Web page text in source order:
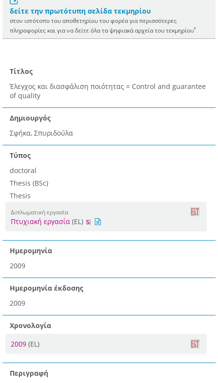
δείτε την πρωτότυπη σελίδα τεκμηρίου
στον ιστότοπο του αποθετηρίου του φορέα για περισσότερες
πληροφορίες και για να δείτε όλα τα ψηφιακά αρχεία του τεκμηρίου*
Τίτλος
Έλεγχος και διασφάλιση ποιότητας = Control and guarantee
of quality
Δημιουργός
Σφήκα, Σπυριδούλα
Τύπος
doctoral
Thesis (BSc)
Thesis
Διπλωματική εργασία
Πτυχιακή εργασία (EL)
Ημερομηνία
2009
Ημερομηνία έκδοσης
2009
Χρονολογία
2009 (EL)
Περιγραφή